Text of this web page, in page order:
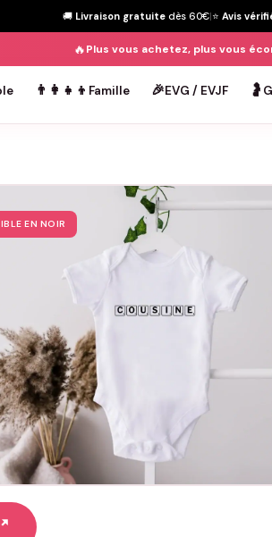
🚚 Livraison gratuite dès 60€|⭐ Avis
🔥Plus vous achetez, plus vous
👨‍👩‍👧‍👦 Famille 🎉EVG / EVJF 🤰
EN NOIR